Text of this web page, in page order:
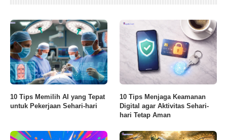
10 Tips Memilih AI yang Tepat
untuk Pekerjaan Sehari-hari
10 Tips Menjaga Keamanan
Digital agar Aktivitas Sehari-
hari Tetap Aman